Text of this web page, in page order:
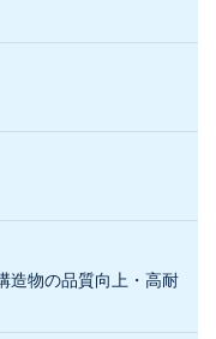
造物の品質向上・高耐